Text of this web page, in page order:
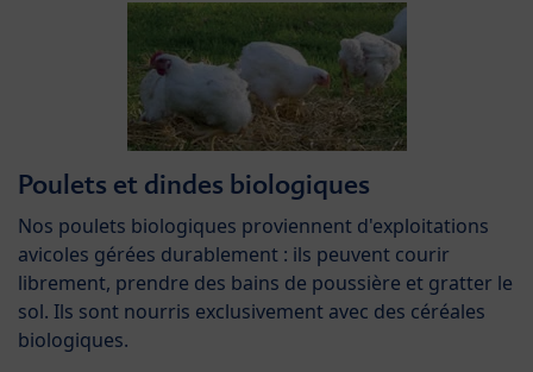
Poulets et dindes biologiques
Nos poulets biologiques proviennent d'exploitations
avicoles gérées durablement : ils peuvent courir
librement, prendre des bains de poussière et gratter le
sol. Ils sont nourris exclusivement avec des céréales
biologiques.